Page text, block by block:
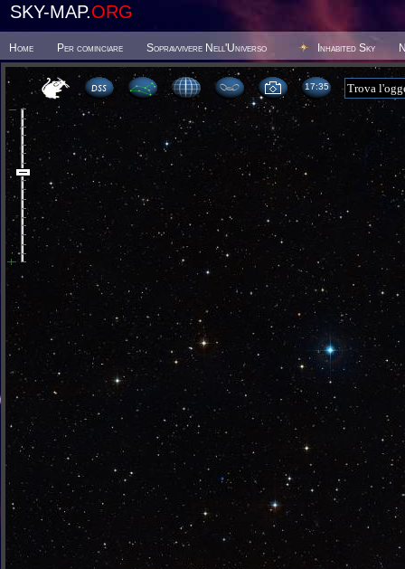
SKY-MAP.ORG
Home Per cominciare Sopravvivere Nell'Universo Inhabited Sky
17:35